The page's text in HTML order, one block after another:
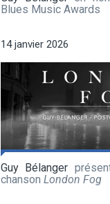
Blues Music Awards
14 janvier 2026
Guy Bélanger
chanson London Fog